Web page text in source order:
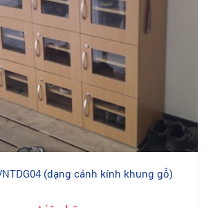
(dạng cánh kính khung gỗ)